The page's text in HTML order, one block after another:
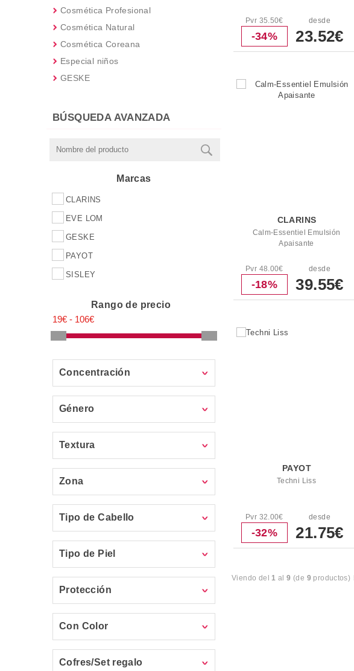
Cosmética Profesional
Cosmética Natural
Cosmética Coreana
Especial niños
GESKE
BÚSQUEDA AVANZADA
Marcas
CLARINS
EVE LOM
GESKE
PAYOT
SISLEY
Rango de precio
Concentración
Género
Textura
Zona
Tipo de Cabello
Tipo de Piel
Protección
Con Color
Cofres/Set regalo
Pvr 35.50€
-34%
desde
23.52€
CLARINS
Calm-Essentiel Emulsión
Apaisante
Pvr 48.00€
-18%
desde
39.55€
PAYOT
Techni Liss
Pvr 32.00€
-32%
desde
21.75€
Viendo del1 al9 (de 9 productos)